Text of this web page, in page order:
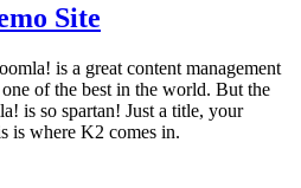
Site
is a great content management
of the best in the world. But the
is so spartan! Just a title, your
is where K2 comes in.